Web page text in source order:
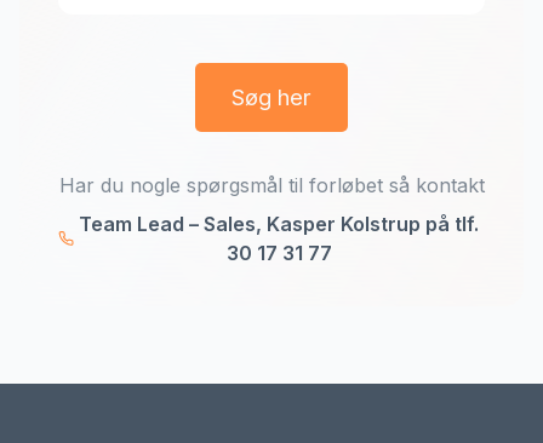
Søg her
Har du nogle spørgsmål til forløbet så kontakt
Team Lead – Sales, Kasper Kolstrup på tlf.
30 17 31 77